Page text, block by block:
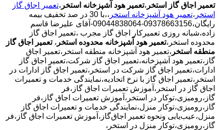
تعمیر اجاق گاز استخر ،تعمیر هود آشپزخانه استخر ،تعمیر اجاق گاز
استخر ،تعمیر هود آشپزخانه استخر ،،با
30 در صد تخفیف بیمه
رایگان،09378663156-09044838064-آقای علیرضا قاسم
زاده،شبانه روزی تعمیرکار اجاق گاز مجرب ،تعمیر اجاق گاز
محدوده استخر،تعمیر هود آشپزخانه محدوده استخر ، تعمیر اجاق گاز
منطقه استخر ،تعمیر هود آشپزخانه منطقه استخر،تعمیر اجاق
گاز،تعمیر هود آشپزخانه،تعمیر اجاق گاز شرکت،تعمیر اجاق گاز
ادارات،تعمیر اجاق گاز شرکت در استخر،تعمیر اجاق گاز ادارات در
استخر،تعمیر اجاق گاز با نرخ اتحادیه،نمایندگی خدمات و تعمیرات
اجاق گاز در استخر،آموزش تعمیرات اجاق گاز،فر
گاز،رومیزی،توکار در استخر،آموزش تعمیرات اجاق گاز،فر
گاز،رومیزی،توکار منزل،نمایندگی خدمات و تعمیرات اجاق گاز
منزل،عیب‌یابی ونحوه تعمیر اجاق‌گاز،آموزش تعمیرات اجاق گاز،فر
گاز،رومیزی،توکار منزل در استخر،